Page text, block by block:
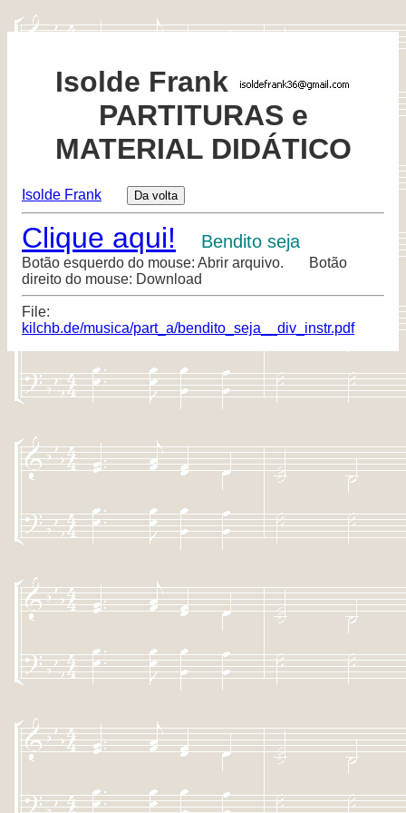
Isolde Frank
PARTITURAS e
MATERIAL DIDÁTICO
Isolde Frank
Clique aqui! Bendito seja
Botão esquerdo do mouse: Abrir arquivo. Botão
direito do mouse: Download
File:
kilchb.de/musica/part_a/bendito_seja__div_instr.pdf